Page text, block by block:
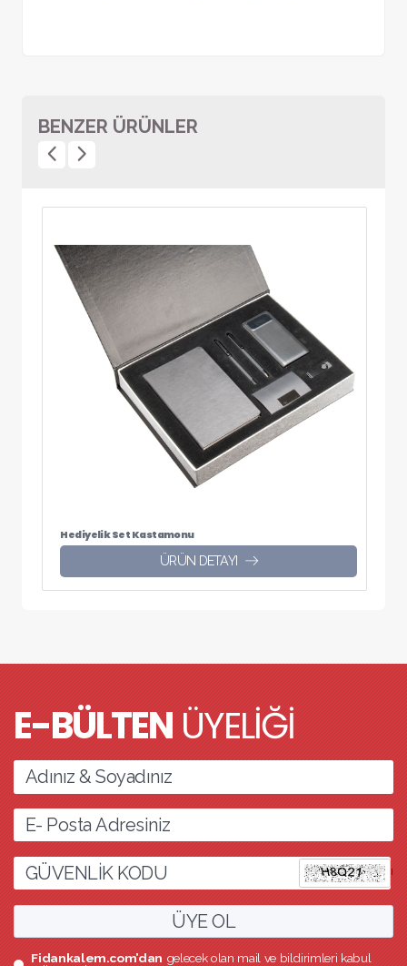
BENZER ÜRÜNLER
Hediyelik Set Kastamonu
ÜRÜN DETAYI
E-BÜLTENÜYELİĞİ
l
ÜYE OL
Fidankalem.com’dangelecek olan mail ve bildirimleri kabul